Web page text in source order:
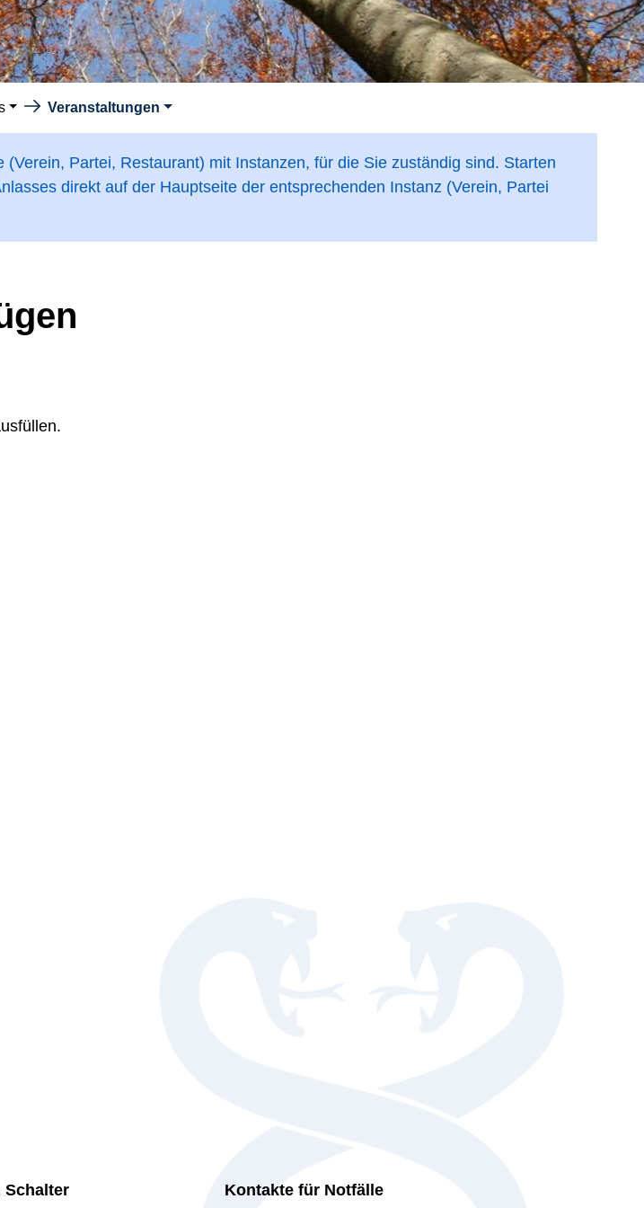
Veranstaltungen
(Verein, Partei, Restaurant) mit Instanzen, für die Sie zuständig sind. Starten
direkt auf der Hauptseite der entsprechenden Instanz (Verein, Partei
Schalter Kontakte für Notfälle